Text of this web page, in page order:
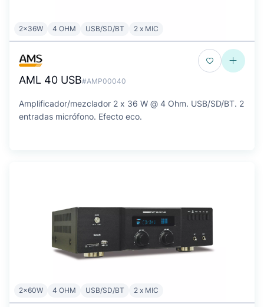
2x36W 4 OHM USB/SD/BT 2 x MIC
AML 40 USB#AMP00040
Amplificador/mezclador 2 x 36 W @ 4 Ohm. USB/SD/BT. 2
entradas micrófono. Efecto eco.
2x60W 4 OHM USB/SD/BT 2 x MIC